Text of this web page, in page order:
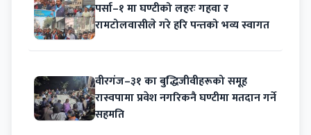
पर्सा–१ मा घण्टीको लहरः गहवा र
रामटोलवासीले गरे हरि पन्तको भव्य स्वागत
वीरगंज–३१ का बुद्धिजीवीहरूको समूह
रास्वपामा प्रवेश नगरिकनै घण्टीमा मतदान गर्ने
सहमति